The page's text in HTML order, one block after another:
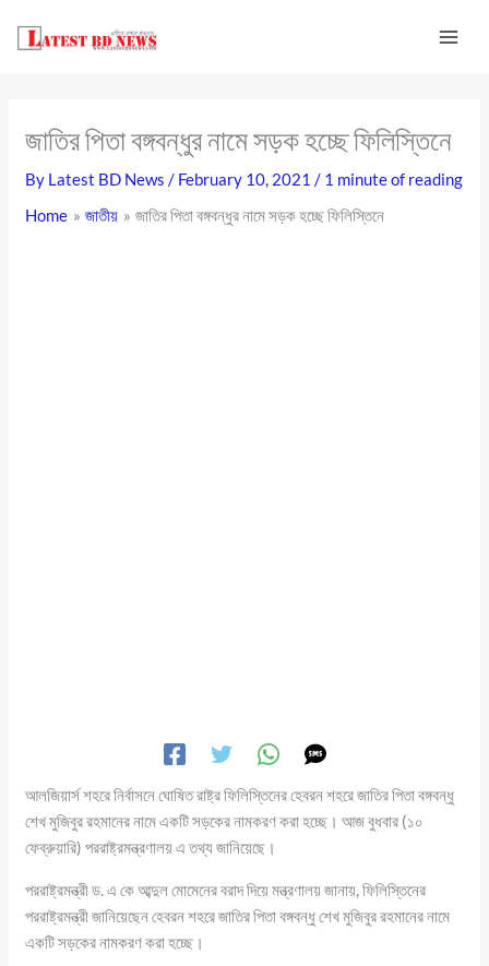
জাতির পিতা বঙ্গবন্ধুর নামে সড়ক হচ্ছে ফিলিস্তিনে
By Latest BD News/ February 10, 2021/ 1 minute of reading
Home
জাতীয় জাতির পিতা বঙ্গবন্ধুর নামে সড়ক হচ্ছে ফিলিস্তিনে
আলজিয়ার্স শহরে নির্বাসনে ঘোষিত রাষ্ট্র ফিলিস্তিনের হেবরন শহরে জাতির পিতা বঙ্গবন্ধু
শেখ মুজিবুর রহমানের নামে একটি সড়কের নামকরণ করা হচ্ছে। আজ বুধবার (১০
ফেব্রুয়ারি) পররাষ্ট্রমন্ত্রণালয় এ তথ্য জানিয়েছে।
পররাষ্ট্রমন্ত্রী ড. এ কে আব্দুল মোমেনের বরাদ দিয়ে মন্ত্রণালয় জানায়, ফিলিস্তিনের
পররাষ্ট্রমন্ত্রী জানিয়েছেন হেবরন শহরে জাতির পিতা বঙ্গবন্ধু শেখ মুজিবুর রহমানের নামে
একটি সড়কের নামকরণ করা হচ্ছে।